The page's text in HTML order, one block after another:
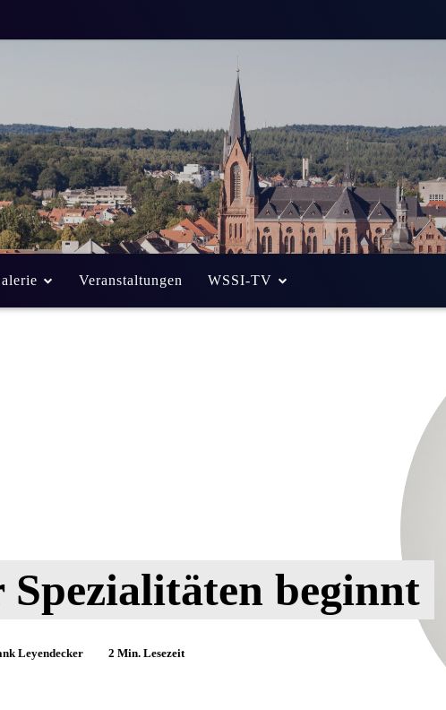
Veranstaltungen WSSI-TV
Spezialitäten beginnt
Leyendecker 2 Min. Lesezeit